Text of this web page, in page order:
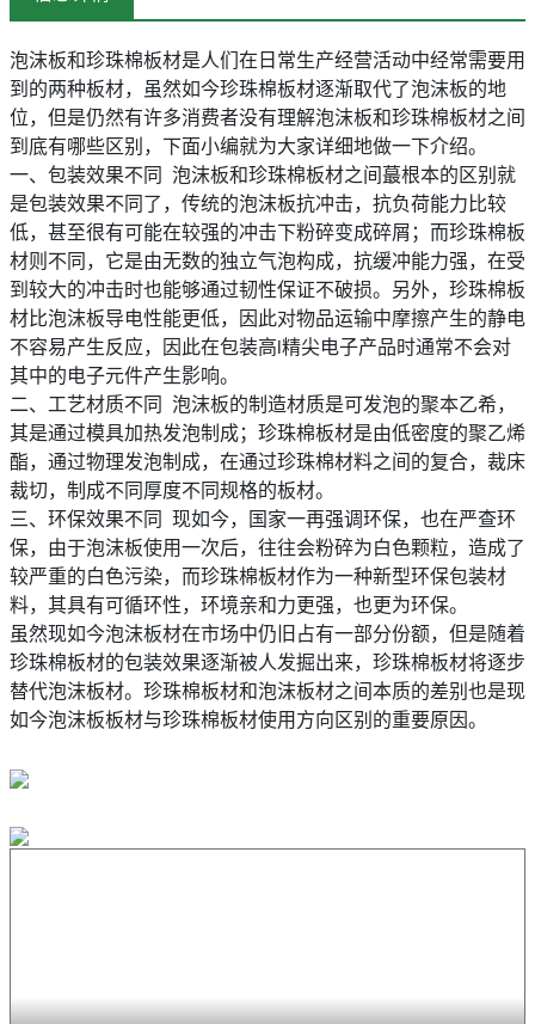
泡沫板和珍珠棉板材是人们在日常生产经营活动中经常需要用
到的两种板材，虽然如今珍珠棉板材逐渐取代了泡沫板的地
位，但是仍然有许多消费者没有理解泡沫板和珍珠棉板材之间
到底有哪些区别，下面小编就为大家详细地做一下介绍。
一、包装效果不同 泡沫板和珍珠棉板材之间蕞根本的区别就
是包装效果不同了，传统的泡沫板抗冲击，抗负荷能力比较
低，甚至很有可能在较强的冲击下粉碎变成碎屑；而珍珠棉板
材则不同，它是由无数的独立气泡构成，抗缓冲能力强，在受
到较大的冲击时也能够通过韧性保证不破损。另外，珍珠棉板
材比泡沫板导电性能更低，因此对物品运输中摩擦产生的静电
不容易产生反应，因此在包装高i精尖电子产品时通常不会对
其中的电子元件产生影响。
二、工艺材质不同 泡沫板的制造材质是可发泡的聚本乙希，
其是通过模具加热发泡制成；珍珠棉板材是由低密度的聚乙烯
酯，通过物理发泡制成，在通过珍珠棉材料之间的复合，裁床
裁切，制成不同厚度不同规格的板材。
三、环保效果不同 现如今，国家一再强调环保，也在严查环
保，由于泡沫板使用一次后，往往会粉碎为白色颗粒，造成了
较严重的白色污染，而珍珠棉板材作为一种新型环保包装材
料，其具有可循环性，环境亲和力更强，也更为环保。
虽然现如今泡沫板材在市场中仍旧占有一部分份额，但是随着
珍珠棉板材的包装效果逐渐被人发掘出来，珍珠棉板材将逐步
替代泡沫板材。珍珠棉板材和泡沫板材之间本质的差别也是现
如今泡沫板板材与珍珠棉板材使用方向区别的重要原因。